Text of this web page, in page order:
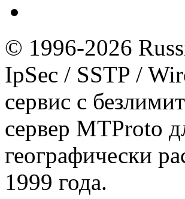
© 1996-2026
IpSec / SSTP /
сервис с
сервер MTProto
географически
1999 года.